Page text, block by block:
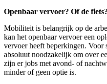
Openbaar vervoer? Of de fiets?
Mobiliteit is belangrijk op de
kan het openbaar vervoer een
vervoer heeft beperkingen. Voor
absoluut noodzakelijk om over
zijn er jobs met avond- of
minder of geen optie is.